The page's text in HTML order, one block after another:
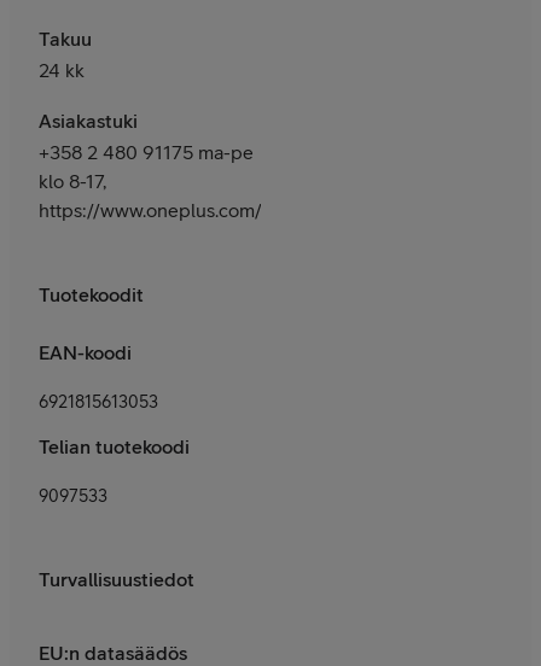
Takuu
24 kk
Asiakastuki
+358 2 480 91175 ma-pe
klo 8-17,
https://www.oneplus.com/fi/support
Tuotekoodit
EAN-koodi
6921815613053
Telian tuotekoodi
9097533
Turvallisuustiedot
EU:n datasäädös